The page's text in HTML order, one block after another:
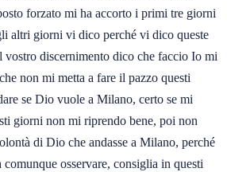
forzato mi ha accorto i primi tre giorni
altri giorni vi dico perché vi dico queste
vostro discernimento dico che faccio Io mi
non mi metta a fare il pazzo questi
se Dio vuole a Milano, certo se mi
giorni non mi riprendo bene, poi non
di Dio che andasse a Milano, perché
osservare, consiglia in questi